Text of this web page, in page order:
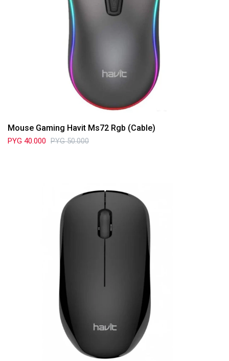
Mouse Gaming Havit Ms72 Rgb (Cable)
PYG 40.000 PYG 50.000